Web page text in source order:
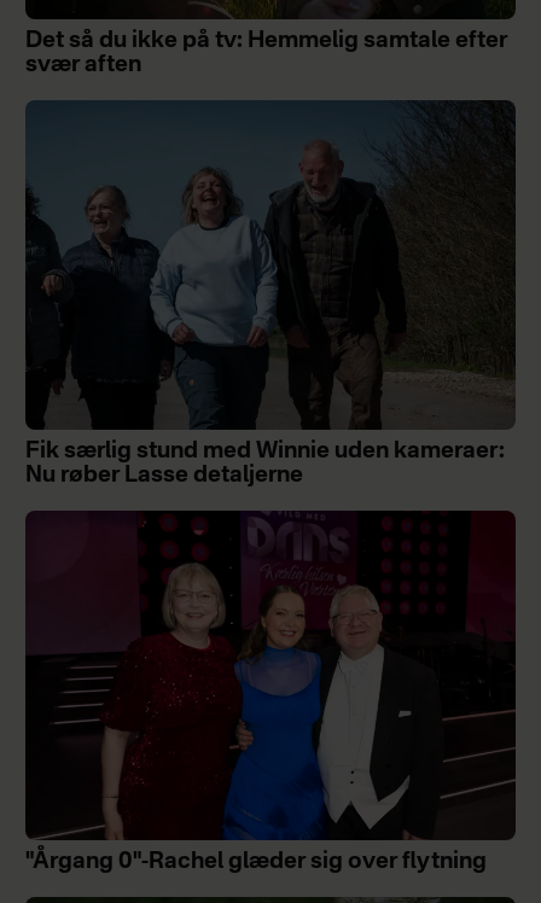
Det så du ikke på tv: Hemmelig samtale efter
svær aften
Fik særlig stund med Winnie uden kameraer:
Nu røber Lasse detaljerne
"Årgang 0"-Rachel glæder sig over flytning